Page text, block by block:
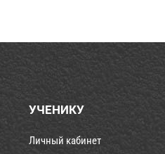
УЧЕНИКУ
Личный кабинет